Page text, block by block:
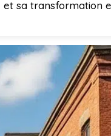
et sa transformation